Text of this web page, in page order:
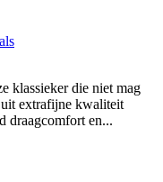
klassieker die niet mag
extrafijne kwaliteit
draagcomfort en...